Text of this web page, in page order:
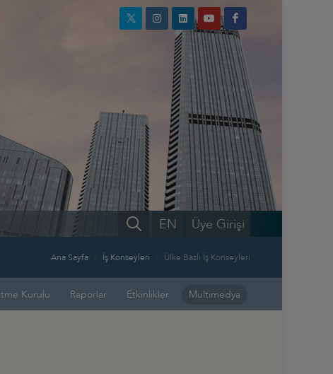
Üye Girişi
EN
Ana Sayfa İş Konseyleri Ülke Bazlı İş Konseyleri
Kurulu Raporlar Etkinlikler Multimedya